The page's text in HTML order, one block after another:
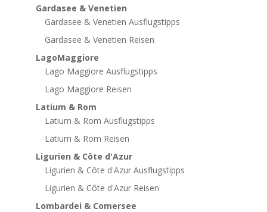
Gardasee & Venetien
Gardasee & Venetien Ausflugstipps
Gardasee & Venetien Reisen
LagoMaggiore
Lago Maggiore Ausflugstipps
Lago Maggiore Reisen
Latium & Rom
Latium & Rom Ausflugstipps
Latium & Rom Reisen
Ligurien & Côte d'Azur
Ligurien & Côte d'Azur Ausflugstipps
Ligurien & Côte d'Azur Reisen
Lombardei & Comersee